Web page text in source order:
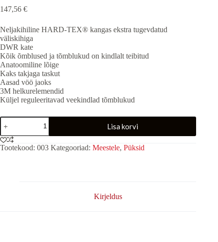
147,56 €
Neljakihiline HARD-TEX® kangas ekstra tugevdatud
väliskihiga
DWR kate
Kõik õmblused ja tõmblukud on kindlalt teibitud
Anatoomiline lõige
Kaks takjaga taskut
Aasad vöö jaoks
3M helkurelemendid
Küljel reguleeritavad veekindlad tõmblukud
EXPERT
Graphite
4602
püksid
Lisa korvi
Tootekood: 003 Kategooriad: Meestele, Püksid
Kirjeldus